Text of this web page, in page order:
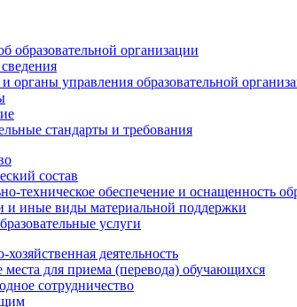
образовательной организации
органы управления образовательной
стандарты и требования
состав
техническое обеспечение и оснащенность
и иные виды материальной поддержки
услуги
деятельность
места для приема (перевода) обучающихся
сотрудничество